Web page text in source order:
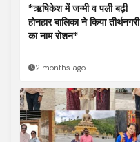
*ऋषिकेश में जन्मी व पली बढ़ी
होनहार बालिका ने किया तीर्थनगरी
का नाम रोशन*
2 months ago